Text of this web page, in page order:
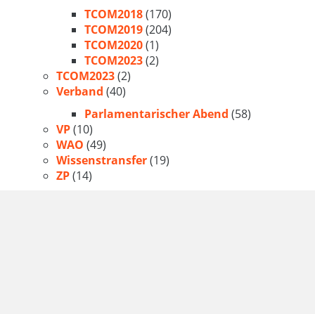
TCOM2018(170)
TCOM2019(204)
TCOM2020(1)
TCOM2023(2)
TCOM2023(2)
Verband (40)
Parlamentarischer Abend (58)
VP(10)
WAO (49)
Wissenstransfer(19)
ZP(14)